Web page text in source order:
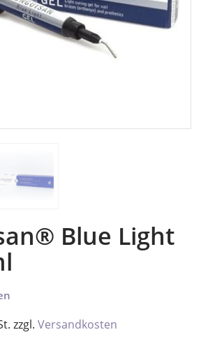
Blue Light
zzgl. Versandkosten